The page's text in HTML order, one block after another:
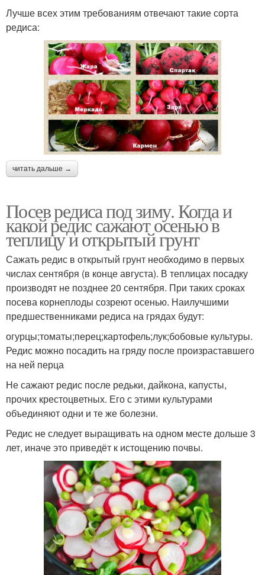
Лучше всех этим требованиям отвечают такие сорта
редиса:
читать дальше →
Посев редиса под зиму. Когда и
какой редис сажают осенью в
теплицу и открытый грунт
Сажать редис в открытый грунт необходимо в первых
числах сентября (в конце августа). В теплицах посадку
производят не позднее 20 сентября. При таких сроках
посева корнеплоды созреют осенью. Наилучшими
предшественниками редиса на грядах будут:
огурцы;томаты;перец;картофель;лук;бобовые культуры.
Редис можно посадить на гряду после произраставшего
на ней перца
Не сажают редис после редьки, дайкона, капусты,
прочих крестоцветных. Его с этими культурами
объединяют одни и те же болезни.
Редис не следует выращивать на одном месте дольше 3
лет, иначе это приведёт к истощению почвы.